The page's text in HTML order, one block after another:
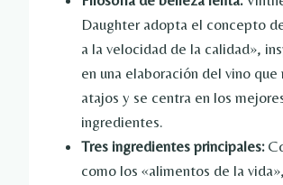
Daughter adopta el concepto
a la velocidad de la calidad»,
en una elaboración del vino que
atajos y se centra en los
ingredientes.
Tres ingredientes principales:
como los «alimentos de la